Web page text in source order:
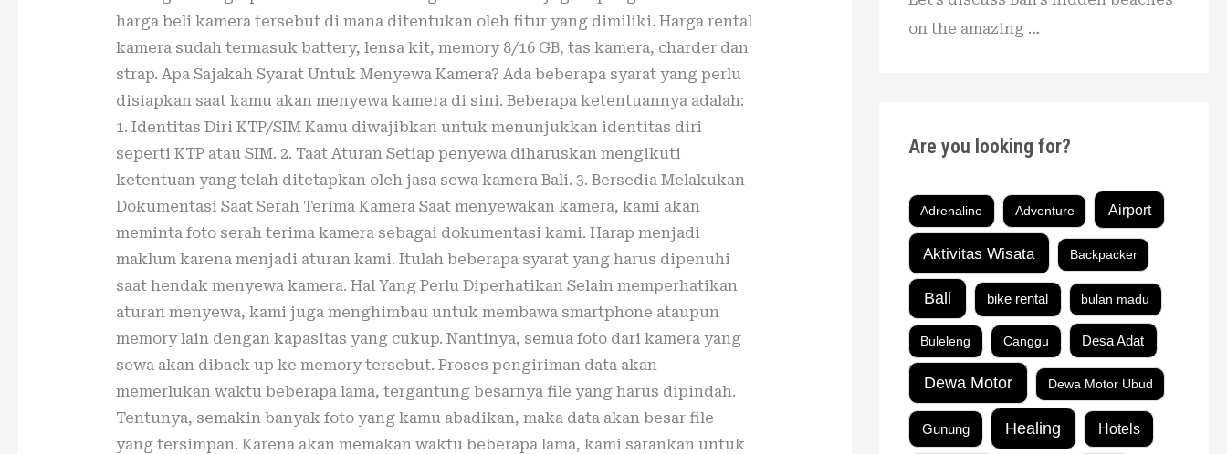
harga beli kamera tersebut di mana ditentukan oleh fitur yang dimiliki. Harga rental
kamera sudah termasuk battery, lensa kit, memory 8/16 GB, tas kamera, charder dan
strap. Apa Sajakah Syarat Untuk Menyewa Kamera? Ada beberapa syarat yang perlu
disiapkan saat kamu akan menyewa kamera di sini. Beberapa ketentuannya adalah:
1. Identitas Diri KTP/SIM Kamu diwajibkan untuk menunjukkan identitas diri
seperti KTP atau SIM. 2. Taat Aturan Setiap penyewa diharuskan mengikuti
ketentuan yang telah ditetapkan oleh jasa sewa kamera Bali. 3. Bersedia Melakukan
Dokumentasi Saat Serah Terima Kamera Saat menyewakan kamera, kami akan
meminta foto serah terima kamera sebagai dokumentasi kami. Harap menjadi
maklum karena menjadi aturan kami. Itulah beberapa syarat yang harus dipenuhi
saat hendak menyewa kamera. Hal Yang Perlu Diperhatikan Selain memperhatikan
aturan menyewa, kami juga menghimbau untuk membawa smartphone ataupun
memory lain dengan kapasitas yang cukup. Nantinya, semua foto dari kamera yang
sewa akan diback up ke memory tersebut. Proses pengiriman data akan
memerlukan waktu beberapa lama, tergantung besarnya file yang harus dipindah.
Tentunya, semakin banyak foto yang kamu abadikan, maka data akan besar file
yang tersimpan. Karena akan memakan waktu beberapa lama, kami sarankan untuk
on the amazing …
Are you looking for?
Adrenaline Adventure Airport
Aktivitas Wisata Backpacker
Bali bike rental bulan madu
Buleleng Canggu Desa Adat
Dewa Motor Dewa Motor Ubud
Gunung Healing Hotels